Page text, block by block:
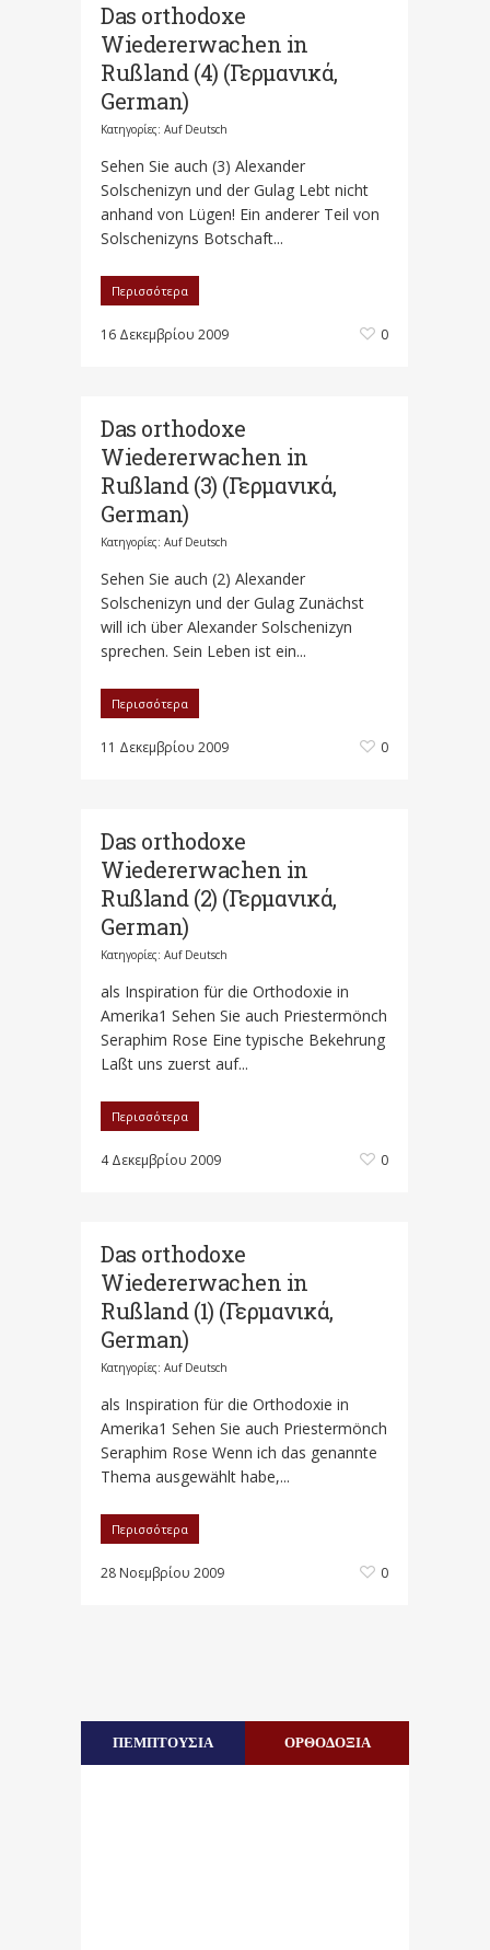
Das orthodoxe
Wiedererwachen in
Rußland (4) (Γερμανικά,
German)
Κατηγορίες: Auf Deutsch
Sehen Sie auch (3) Alexander
Solschenizyn und der Gulag Lebt nicht
anhand von Lügen! Ein anderer Teil von
Solschenizyns Botschaft...
Περισσότερα
16 Δεκεμβρίου 2009 0
Das orthodoxe
Wiedererwachen in
Rußland (3) (Γερμανικά,
German)
Κατηγορίες: Auf Deutsch
Sehen Sie auch (2) Alexander
Solschenizyn und der Gulag Zunächst
will ich über Alexander Solschenizyn
sprechen. Sein Leben ist ein...
Περισσότερα
11 Δεκεμβρίου 2009 0
Das orthodoxe
Wiedererwachen in
Rußland (2) (Γερμανικά,
German)
Κατηγορίες: Auf Deutsch
als Inspiration für die Orthodoxie in
Amerika1 Sehen Sie auch Priestermönch
Seraphim Rose Eine typische Bekehrung
Laßt uns zuerst auf...
Περισσότερα
4 Δεκεμβρίου 2009 0
Das orthodoxe
Wiedererwachen in
Rußland (1) (Γερμανικά,
German)
Κατηγορίες: Auf Deutsch
als Inspiration für die Orthodoxie in
Amerika1 Sehen Sie auch Priestermönch
Seraphim Rose Wenn ich das genannte
Thema ausgewählt habe,...
Περισσότερα
28 Νοεμβρίου 2009 0
ΠΕΜΠΤΟΥΣΙΑ ΟΡΘΟΔΟΞΙΑ